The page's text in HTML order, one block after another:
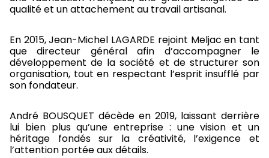
qualité et un attachement au travail artisanal.
En 2015, Jean-Michel LAGARDE rejoint Meljac en tant
que directeur général afin d’accompagner le
développement de la société et de structurer son
organisation, tout en respectant l’esprit insufflé par
son fondateur.
André BOUSQUET décède en 2019, laissant derrière
lui bien plus qu’une entreprise : une vision et un
héritage fondés sur la créativité, l’exigence et
l’attention portée aux détails.